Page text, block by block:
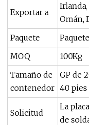
Exportar a
Irlanda,
Omán,
Paquete
MOQ
100Kg
Tamaño de
contenedor
GP de
40 pies
Solicitud
La
de